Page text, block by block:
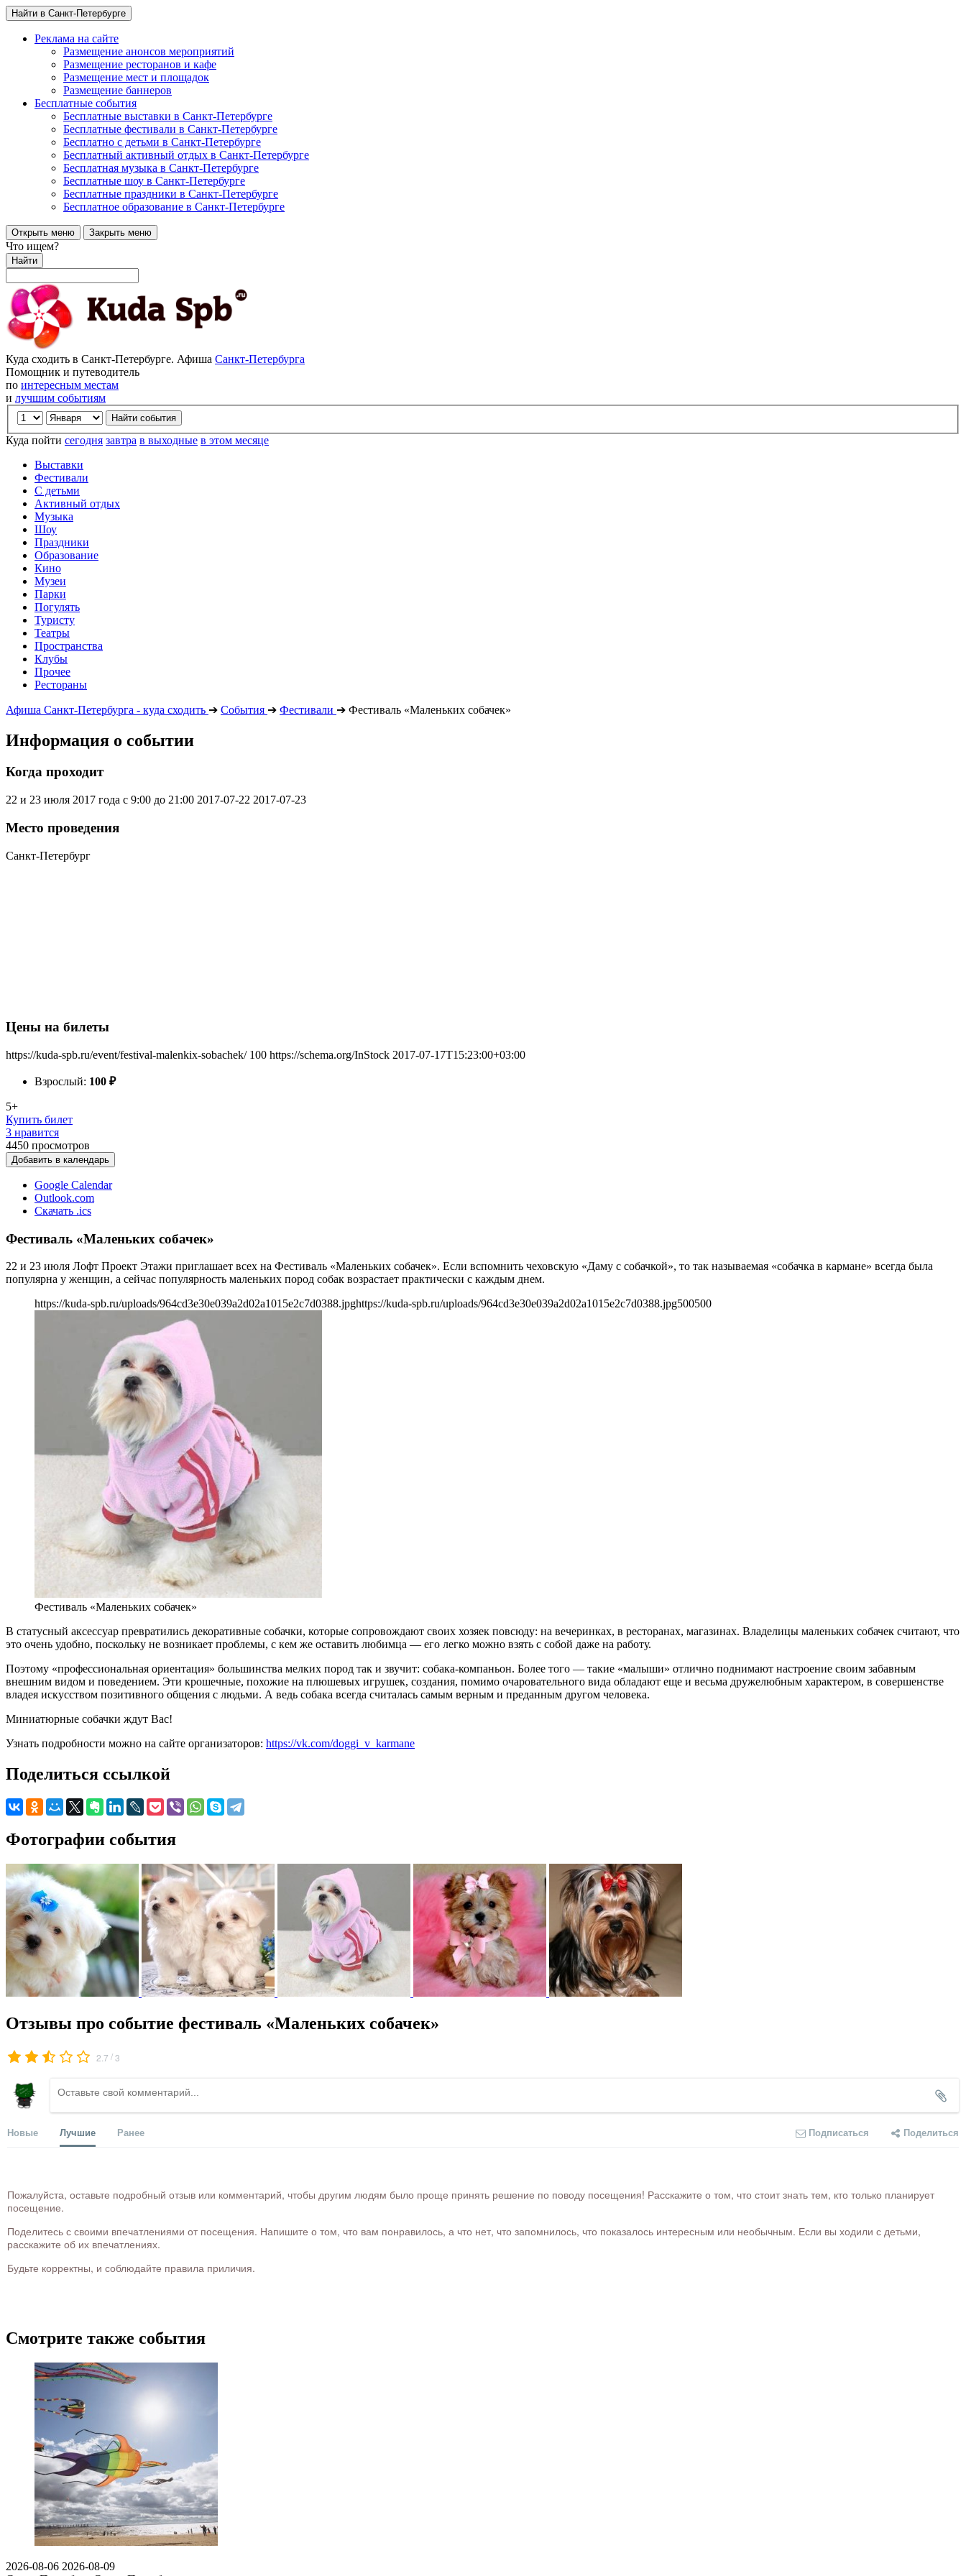
Найти в Санкт-Петербурге
Реклама на сайте
Размещение анонсов мероприятий
Размещение ресторанов и кафе
Размещение мест и площадок
Размещение баннеров
Бесплатные события
Бесплатные выставки в Санкт-Петербурге
Бесплатные фестивали в Санкт-Петербурге
Бесплатно с детьми в Санкт-Петербурге
Бесплатный активный отдых в Санкт-Петербурге
Бесплатная музыка в Санкт-Петербурге
Бесплатные шоу в Санкт-Петербурге
Бесплатные праздники в Санкт-Петербурге
Бесплатное образование в Санкт-Петербурге
Открыть меню Закрыть меню
Что ищем?
Найти
Куда сходить в Санкт-Петербурге. Афиша Санкт-Петербурга
Помощник и путеводитель
по интересным местам
и лучшим событиям
Куда пойти сегодня завтра в выходные в этом месяце
Выставки
Фестивали
С детьми
Активный отдых
Музыка
Шоу
Праздники
Образование
Кино
Музеи
Парки
Погулять
Туристу
Театры
Пространства
Клубы
Прочее
Рестораны
Афиша Санкт-Петербурга - куда сходить ➔ События ➔ Фестивали ➔ Фестиваль «Маленьких собачек»
Информация о событии
Когда проходит
22 и 23 июля 2017 года с 9:00 до 21:00 2017-07-22 2017-07-23
Место проведения
Санкт-Петербург
Цены на билеты
https://kuda-spb.ru/event/festival-malenkix-sobachek/ 100 https://schema.org/InStock 2017-07-17T15:23:00+03:00
Взрослый: 100 ₽
5+
Купить билет
3 нравится
4450 просмотров
Добавить в календарь
Google Calendar
Outlook.com
Скачать .ics
Фестиваль «Маленьких собачек»
22 и 23 июля Лофт Проект Этажи приглашает всех на Фестиваль «Маленьких собачек». Если вспомнить чеховскую «Даму с собачкой», то так называемая «собачка в кармане» всегда была
популярна у женщин, а сейчас популярность маленьких пород собак возрастает практически с каждым днем.
https://kuda-spb.ru/uploads/964cd3e30e039a2d02a1015e2c7d0388.jpghttps://kuda-spb.ru/uploads/964cd3e30e039a2d02a1015e2c7d0388.jpg500500
Фестиваль «Маленьких собачек»
В статусный аксессуар превратились декоративные собачки, которые сопровождают своих хозяек повсюду: на вечеринках, в ресторанах, магазинах. Владелицы маленьких собачек считают, что
это очень удобно, поскольку не возникает проблемы, с кем же оставить любимца — его легко можно взять с собой даже на работу.
Поэтому «профессиональная ориентация» большинства мелких пород так и звучит: собака-компаньон. Более того — такие «малыши» отлично поднимают настроение своим забавным
внешним видом и поведением. Эти крошечные, похожие на плюшевых игрушек, создания, помимо очаровательного вида обладают еще и весьма дружелюбным характером, в совершенстве
владея искусством позитивного общения с людьми. А ведь собака всегда считалась самым верным и преданным другом человека.
Миниатюрные собачки ждут Вас!
Узнать подробности можно на сайте организаторов: https://vk.com/doggi_v_karmane
Поделиться ссылкой
Фотографии события
Отзывы про событие фестиваль «Маленьких собачек»
2.7 /3
Новые Лучшие Ранее Подписаться Поделиться
Пожалуйста, оставьте подробный отзыв или комментарий, чтобы другим людям было проще принять решение по поводу посещения! Расскажите о том, что стоит знать тем, кто только планирует
посещение.
Поделитесь с своими впечатлениями от посещения. Напишите о том, что вам понравилось, а что нет, что запомнилось, что показалось интересным или необычным. Если вы ходили с детьми,
расскажите об их впечатлениях.
Будьте корректны, и соблюдайте правила приличия.
Смотрите также события
2026-08-06 2026-08-09